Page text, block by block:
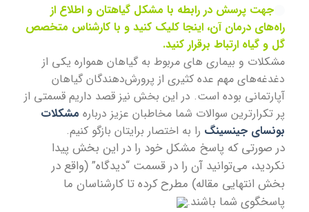
جهت پرسش در رابطه با مشکل گیاهتان و اطلاع از
راه‌های درمان آن، اینجا کلیک کنید و با کارشناس متخصص
گل و گیاه ارتباط برقرار کنید.
مشکلات و بیماری های مربوط به گیاهان همواره یکی از
دغدغه‌های مهم عده کثیری از پرورش‌دهندگان گیاهان
آپارتمانی بوده است. در این بخش نیز قصد داریم قسمتی از
پر تکرارترین سوالات شما مخاطبان عزیز درباره مشکلات
بونسای جینسینگ را به اختصار برایتان بازگو کنیم.
در صورتی که پاسخ مشکل خود را در این بخش پیدا
نکردید، می‌توانید آن را در قسمت “دیدگاه” (واقع در
بخش انتهایی مقاله) مطرح کرده تا کارشناسان ما
پاسخگوی شما باشند.